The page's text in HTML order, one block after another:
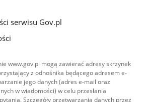
serwisu Gov.pl
www.gov.pl mogą zawierać adresy skrzynek
z odnośnika będącego adresem e-
jego danych (adres e-mail oraz
w wiadomości) w celu przesłania
Szczegóły przetwarzania danych przez